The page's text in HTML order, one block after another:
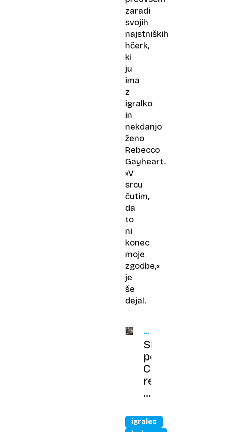
zaradi
svojih
najstniških
hčerk,
ki
ju
ima
z
igralko
in
nekdanjo
ženo
Rebecco
Gayheart.
»V
srcu
čutim,
da
to
ni
konec
moje
zgodbe,«
je
še
dejal.
PREŽIVEL
PO
ČUDEŽU
Sina
pevke
Cher
rešili
pred
zaradi
igralec